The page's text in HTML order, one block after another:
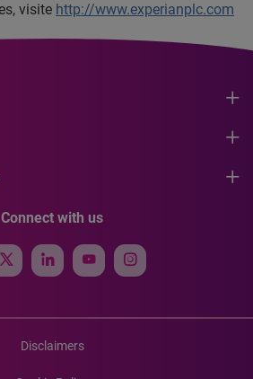
visite http://www.experianplc.com
Connect with us
Disclaimers